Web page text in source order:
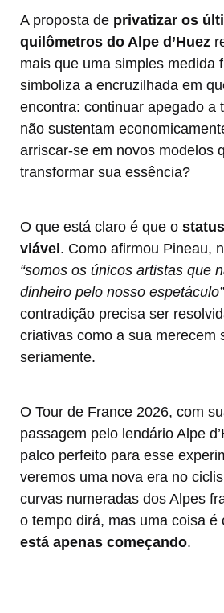
A proposta de privatizar os
quilômetros do Alpe d’Huez
mais que uma simples medida
simboliza a encruzilhada em
encontra: continuar apegado a
não sustentam
arriscar-se em novos modelos
transformar sua essência?
O que está claro é que o
viável . Como afirmou Pineau,
“somos os únicos artistas que
dinheiro pelo nosso espetáculo”
contradição precisa ser
criativas como a sua merecem
seriamente.
O Tour de France 2026, com
passagem pelo lendário Alpe
palco perfeito para esse
veremos uma nova era no
curvas numeradas dos Alpes
o tempo dirá, mas uma coisa é
está apenas começando.